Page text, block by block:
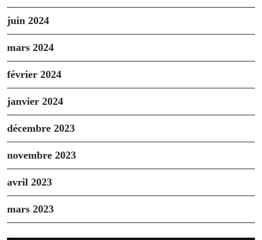
juin 2024
mars 2024
février 2024
janvier 2024
décembre 2023
novembre 2023
avril 2023
mars 2023